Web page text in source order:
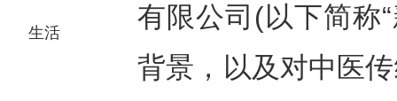
生活
有限公司(以下简称
背景，以及对中医